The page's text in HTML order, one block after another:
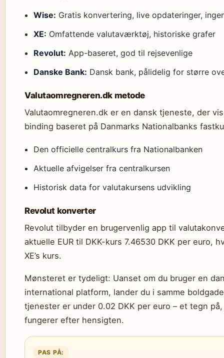
Wise: Gratis konvertering, live opdateringer,
XE: Omfattende valutaværktøj, historiske grafer
Revolut: App-baseret, god til rejsevenlige
Danske Bank: Dansk bank, pålidelig for større
Valutaomregneren.dk metode
Valutaomregneren.dk er en dansk tjeneste, der
binding baseret på Danmarks Nationalbanks
Den officielle centralkurs fra Nationalbanken
Aktuelle afvigelser fra centralkursen
Historisk data for valutakursens udvikling
Revolut konverter
Revolut tilbyder en brugervenlig app til
aktuelle EUR til DKK-kurs 7.46530 DKK per euro,
XE’s kurs.
Mønsteret er tydeligt: Uanset om du bruger en
international platform, lander du i samme
tjenester er under 0.02 DKK per euro – et tegn
fungerer efter hensigten.
PAS PÅ: